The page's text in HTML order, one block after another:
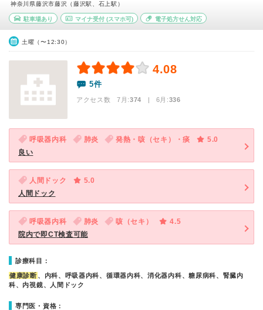
神奈川県藤沢市藤沢（藤沢駅、石上駅）
駐車場あり マイナ受付(スマホ可) 電子処方せん対応
土曜（〜12:30）
4.08
5件
アクセス数 7月:374 | 6月:336
呼吸器内科 肺炎 発熱・咳（セキ）・痰
5.0
良い
人間ドック
5.0
人間ドック
呼吸器内科 肺炎 咳（セキ）
4.5
院内で即CT検査可能
診療科目：
健康診断 、内科、呼吸器内科、循環器内科、消化器内科、糖尿病科、腎臓内
科、内視鏡、人間ドック
専門医・資格：